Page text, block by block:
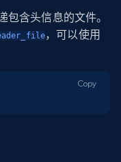
包含头信息的文件。
，可以使用
Copy